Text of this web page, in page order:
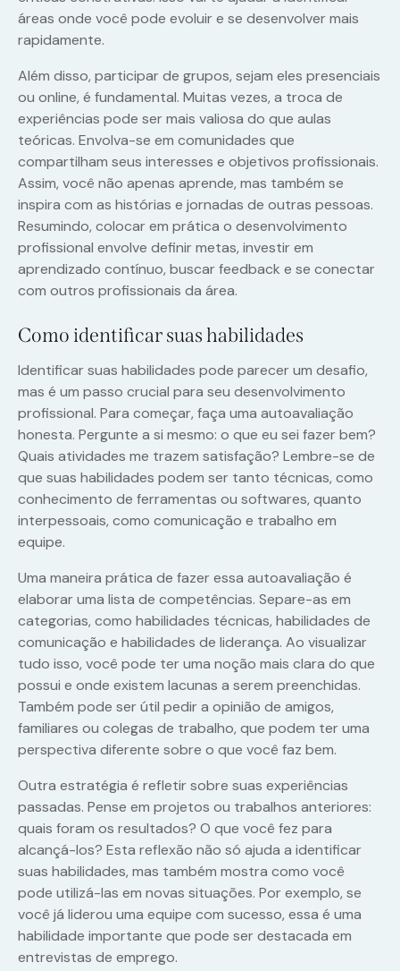
áreas onde você pode evoluir e se desenvolver mais
rapidamente.
Além disso, participar de grupos, sejam eles presenciais
ou online, é fundamental. Muitas vezes, a troca de
experiências pode ser mais valiosa do que aulas
teóricas. Envolva-se em comunidades que
compartilham seus interesses e objetivos profissionais.
Assim, você não apenas aprende, mas também se
inspira com as histórias e jornadas de outras pessoas.
Resumindo, colocar em prática o desenvolvimento
profissional envolve definir metas, investir em
aprendizado contínuo, buscar feedback e se conectar
com outros profissionais da área.
Como identificar suas habilidades
Identificar suas habilidades pode parecer um desafio,
mas é um passo crucial para seu desenvolvimento
profissional. Para começar, faça uma autoavaliação
honesta. Pergunte a si mesmo: o que eu sei fazer bem?
Quais atividades me trazem satisfação? Lembre-se de
que suas habilidades podem ser tanto técnicas, como
conhecimento de ferramentas ou softwares, quanto
interpessoais, como comunicação e trabalho em
equipe.
Uma maneira prática de fazer essa autoavaliação é
elaborar uma lista de competências. Separe-as em
categorias, como habilidades técnicas, habilidades de
comunicação e habilidades de liderança. Ao visualizar
tudo isso, você pode ter uma noção mais clara do que
possui e onde existem lacunas a serem preenchidas.
Também pode ser útil pedir a opinião de amigos,
familiares ou colegas de trabalho, que podem ter uma
perspectiva diferente sobre o que você faz bem.
Outra estratégia é refletir sobre suas experiências
passadas. Pense em projetos ou trabalhos anteriores:
quais foram os resultados? O que você fez para
alcançá-los? Esta reflexão não só ajuda a identificar
suas habilidades, mas também mostra como você
pode utilizá-las em novas situações. Por exemplo, se
você já liderou uma equipe com sucesso, essa é uma
habilidade importante que pode ser destacada em
entrevistas de emprego.